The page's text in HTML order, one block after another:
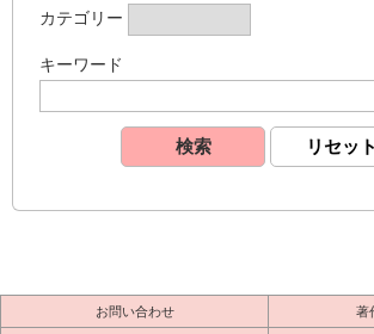
カテゴリー
キーワード
お問い合わせ 著